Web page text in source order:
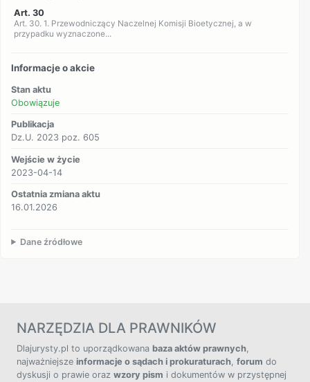
Art. 30
Art. 30. 1. Przewodniczący Naczelnej Komisji Bioetycznej, a w
przypadku wyznaczone...
Informacje o akcie
Stan aktu
Obowiązuje
Publikacja
Dz.U. 2023 poz. 605
Wejście w życie
2023-04-14
Ostatnia zmiana aktu
16.01.2026
Dane źródłowe
NARZĘDZIA DLA PRAWNIKÓW
Dlajurysty.pl to uporządkowana baza aktów prawnych,
najważniejsze informacje o sądach i prokuraturach, forum do
dyskusji o prawie oraz wzory pism i dokumentów w przystępnej